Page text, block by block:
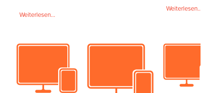
Weiterlesen...
Weiterlesen...